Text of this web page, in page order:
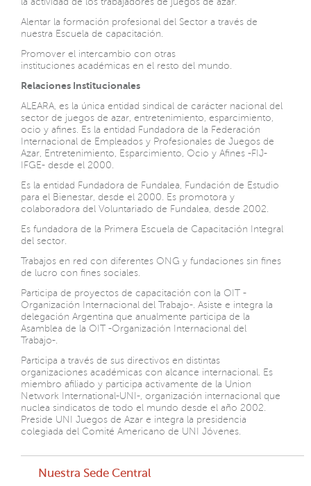
Alentar la formación profesional del Sector a través de
nuestra Escuela de capacitación.
Promover el intercambio con otras
instituciones académicas en el resto del mundo.
Relaciones Institucionales
ALEARA, es la única entidad sindical de carácter nacional del
sector de juegos de azar, entretenimiento, esparcimiento,
ocio y afines. Es la entidad Fundadora de la Federación
Internacional de Empleados y Profesionales de Juegos de
Azar, Entretenimiento, Esparcimiento, Ocio y Afines -FIJ-
IFGE- desde el 2000.
Es la entidad Fundadora de Fundalea, Fundación de Estudio
para el Bienestar, desde el 2000. Es promotora y
colaboradora del Voluntariado de Fundalea, desde 2002.
Es fundadora de la Primera Escuela de Capacitación Integral
del sector.
Trabajos en red con diferentes ONG y fundaciones sin fines
de lucro con fines sociales.
Participa de proyectos de capacitación con la OIT -
Organización Internacional del Trabajo-. Asiste e integra la
delegación Argentina que anualmente participa de la
Asamblea de la OIT -Organización Internacional del
Trabajo-.
Participa a través de sus directivos en distintas
organizaciones académicas con alcance internacional. Es
miembro afiliado y participa activamente de la Union
Network International-UNI-, organización internacional que
nuclea sindicatos de todo el mundo desde el año 2002.
Preside UNI Juegos de Azar e integra la presidencia
colegiada del Comité Americano de UNI Jóvenes.
Nuestra Sede Central